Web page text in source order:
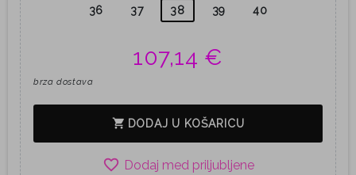
36
37 38 39 40
107,14 €
brza dostava
shopping_cart DODAJ U KOŠARICU
favorite_border